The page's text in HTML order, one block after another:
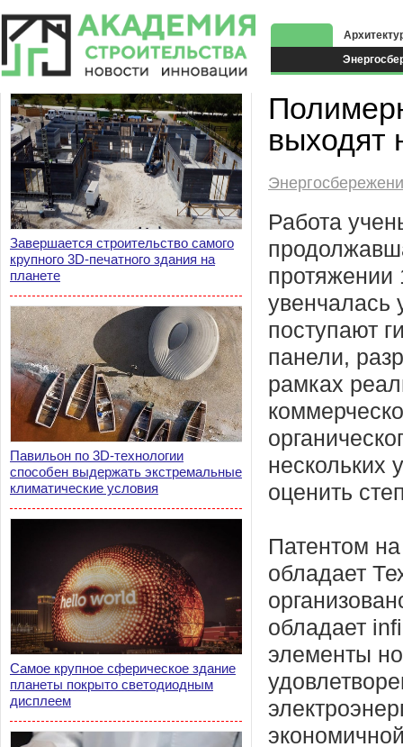
Завершается строительство самого
крупного 3D-печатного здания на
планете
Павильон по 3D-технологии
способен выдержать экстремальные
климатические условия
Самое крупное сферическое здание
планеты покрыто светодиодным
дисплеем
выходят
Работа
протяжении
увенчалась
поступают
панели,
рамках
нескольких
оценить
Патентом
обладает
обладает
элементы